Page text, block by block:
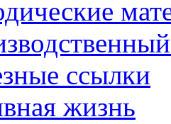
ссылки
жизнь